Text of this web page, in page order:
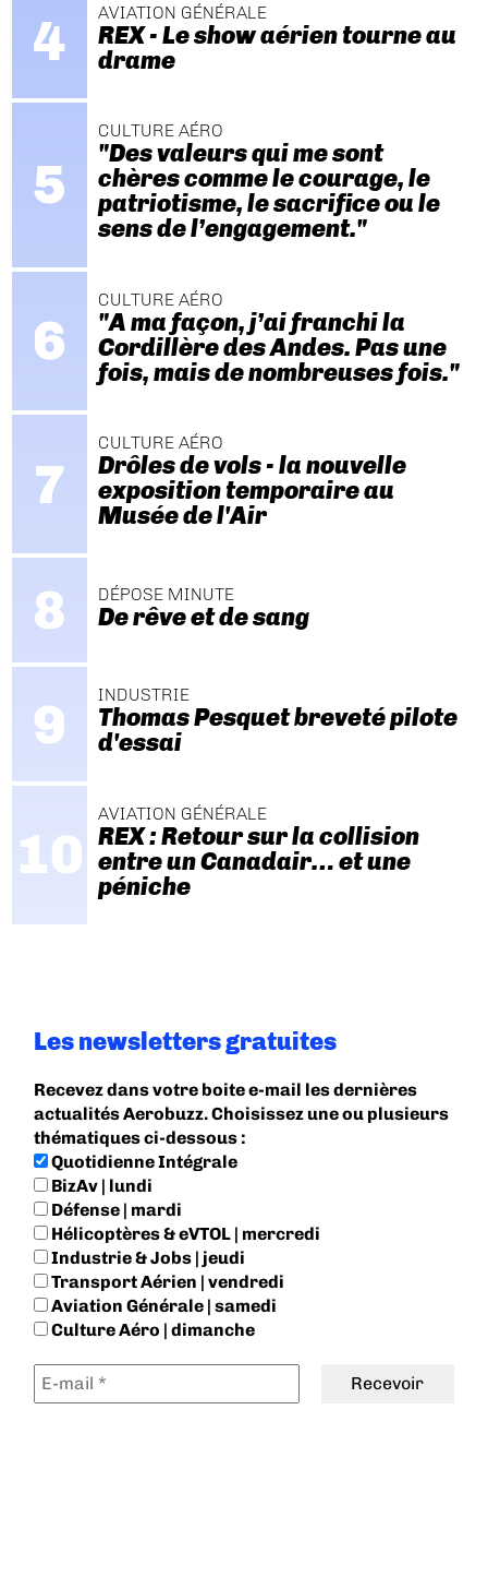
AVIATION GÉNÉRALE
REX - Le show aérien tourne au
drame
CULTURE AÉRO
"Des valeurs qui me sont
chères comme le courage, le
patriotisme, le sacrifice ou le
sens de l’engagement."
CULTURE AÉRO
"A ma façon, j’ai franchi la
Cordillère des Andes. Pas une
fois, mais de nombreuses fois."
CULTURE AÉRO
Drôles de vols - la nouvelle
exposition temporaire au
Musée de l'Air
DÉPOSE MINUTE
De rêve et de sang
INDUSTRIE
Thomas Pesquet breveté pilote
d'essai
AVIATION GÉNÉRALE
REX : Retour sur la collision
entre un Canadair… et une
péniche
Les newsletters gratuites
Recevez dans votre boite e-mail les dernières
actualités Aerobuzz. Choisissez une ou plusieurs
thématiques ci-dessous :
Quotidienne Intégrale
BizAv | lundi
Défense | mardi
Hélicoptères & eVTOL | mercredi
Industrie & Jobs | jeudi
Transport Aérien | vendredi
Aviation Générale | samedi
Culture Aéro | dimanche